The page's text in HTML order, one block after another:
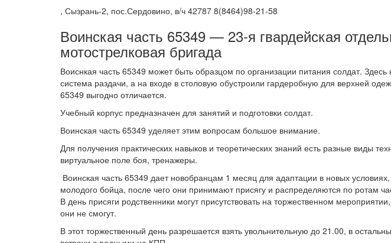
, Сызрань-2, пос.Сердовино, в/ч 42787 8(8464)98-21-58
Воинская часть 65349 — 23-я гвардейская
мотострелковая бригада
Воиснкая часть 65349 может быть образцом по организации питания солдат. Здесь
система раздачи, а на входе в столовую обустроили гардеробную для верхней
65349 выгодно отличается.
Учебный корпус предназначен для занятий и подготовки солдат.
Воинская часть 65349 уделяет этим вопросам большое внимание.
Для получения практических навыков и теоретических знаний есть разные виды
виртуальное поле боя, тренажеры.
Воинская часть 65349 дает новобранцам 1 месяц для адаптации в новых
молодого бойца, после чего они принимают присягу и распределяются по ротам
В день присяги родственники могут присутствовать на торжественном
они не смогут.
В этот торжественный день разрешается взять увольнительную до 21.00, в